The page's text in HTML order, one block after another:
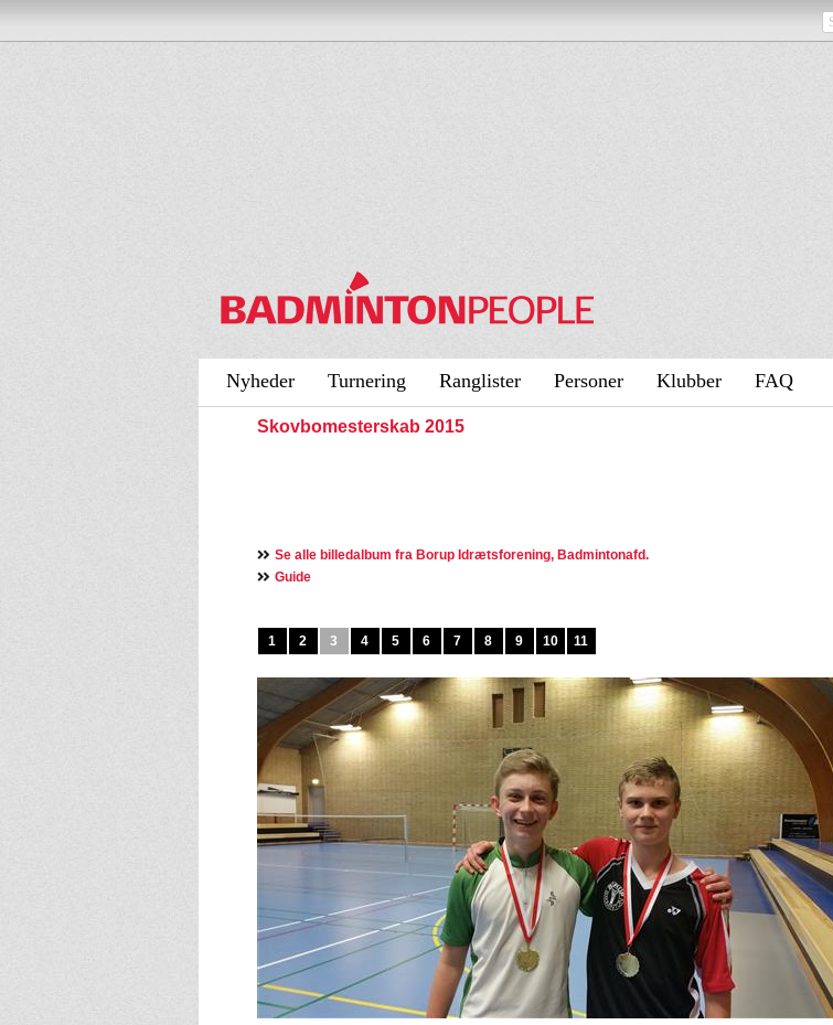
Nyheder Turnering Ranglister Personer Klubber FAQ
Skovbomesterskab 2015
Se alle billedalbum fra Borup Idrætsforening, Badmintonafd.
Guide
1 2 3 4 5 6 7 8 9 10 11